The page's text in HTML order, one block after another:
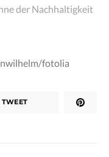
der Nachhaltigkeit
fotolia
TWEET